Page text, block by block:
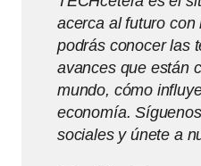
acerca al futuro
podrás conocer las
avances que están
mundo, cómo
economía.
sociales y únete a